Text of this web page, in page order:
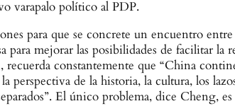
varapalo político al PDP.
para que se concrete un encuentro
mejorar las posibilidades de facilitar la
constantemente que “China
perspectiva de la historia, la cultura, los
El único problema, dice Cheng, es